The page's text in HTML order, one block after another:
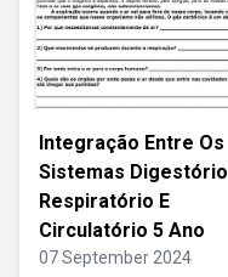
Integração Entre Os
Sistemas Digestório
Respiratório E
Circulatório 5 Ano
07 September 2024